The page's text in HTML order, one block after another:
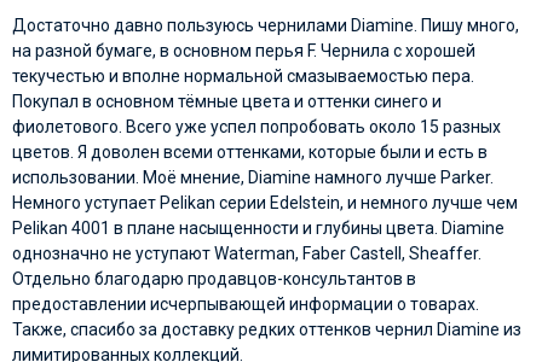
Достаточно давно пользуюсь чернилами Diamine. Пишу много,
на разной бумаге, в основном перья F. Чернила с хорошей
текучестью и вполне нормальной смазываемостью пера.
Покупал в основном тёмные цвета и оттенки синего и
фиолетового. Всего уже успел попробовать около 15 разных
цветов. Я доволен всеми оттенками, которые были и есть в
использовании. Моё мнение, Diamine намного лучше Parker.
Немного уступает Pelikan серии Edelstein, и немного лучше чем
Pelikan 4001 в плане насыщенности и глубины цвета. Diamine
однозначно не уступают Waterman, Faber Castell, Sheaffer.
Отдельно благодарю продавцов-консультантов в
предоставлении исчерпывающей информации о товарах.
Также, спасибо за доставку редких оттенков чернил Diamine из
лимитированных коллекций.